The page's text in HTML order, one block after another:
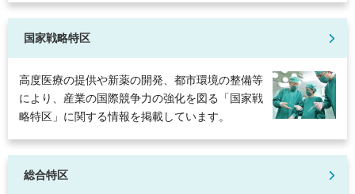
国家戦略特区
高度医療の提供や新薬の開発、都市環境の整備等
により、産業の国際競争力の強化を図る「国家戦
略特区」に関する情報を掲載しています。
総合特区